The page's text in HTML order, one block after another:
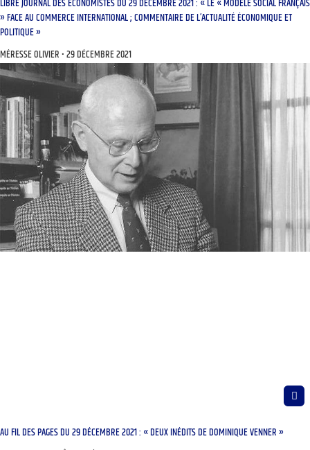
LIBRE JOURNAL DES ÉCONOMISTES DU 29 DÉCEMBRE 2021 : « LE « MODÈLE SOCIAL FRANÇAIS
» FACE AU COMMERCE INTERNATIONAL ; COMMENTAIRE DE L’ACTUALITÉ ÉCONOMIQUE ET
POLITIQUE »
MÉRESSE OLIVIER 29 DÉCEMBRE 2021
AU FIL DES PAGES DU 29 DÉCEMBRE 2021 : « DEUX INÉDITS DE DOMINIQUE VENNER »